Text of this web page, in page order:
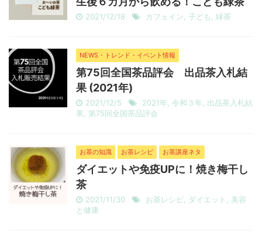
2021/12/18 カフェイン 子ども 緑茶
NEWS・トレンド・イベント情報
第75回全国茶品評会 出品茶入札結
果 (2021年)
2021/12/5 2021年 令和３年 出品茶入札結
果
第75回全国茶品評会
お茶の知識 お茶レシピ お茶講座ネタ
ダイエットや免疫UPに！焼き梅干し
茶
2021/11/30 お茶レシピ ダイエット
美容
と健康